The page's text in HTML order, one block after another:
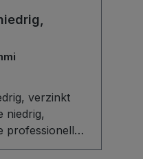
verzinkt
niedrig,
professionelle
mühelose